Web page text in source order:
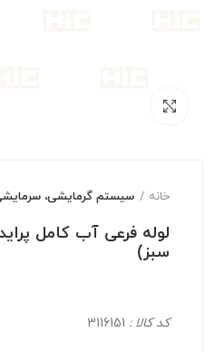
خانه سیستم گرمایشی،
لوله فرعی آب کامل
سبز)
کد کالا :